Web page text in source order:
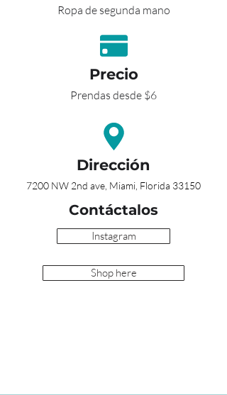
Ropa de segunda mano
Precio
Prendas desde $6
Dirección
7200 NW 2nd ave, Miami, Florida 33150
Contáctalos
Instagram
Shop here